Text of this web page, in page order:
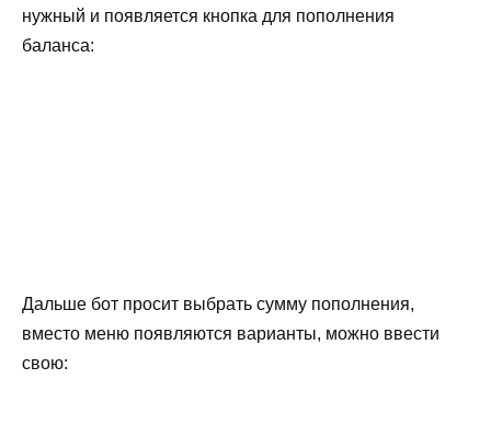
нужный и появляется кнопка для пополнения
баланса:
Дальше бот просит выбрать сумму пополнения,
вместо меню появляются варианты, можно ввести
свою: